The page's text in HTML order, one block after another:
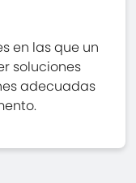
en las que un
soluciones
adecuadas